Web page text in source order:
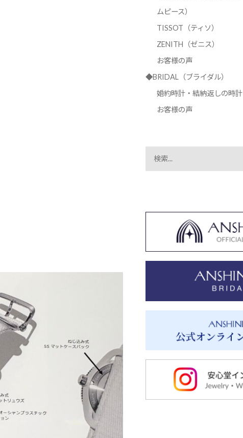
ムピース）
TISSOT（ティソ）
ZENITH（ゼニス）
お客様の声
◆BRIDAL（ブライダル）
婚約時計・結納返しの時計
お客様の声